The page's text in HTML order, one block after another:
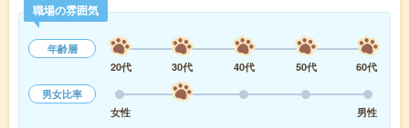
職場の雰囲気
年齢層
20代
30代 40代 50代
60代
男女比率
女性
男性